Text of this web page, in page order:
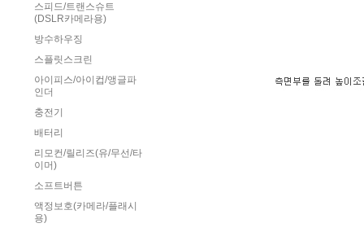
스피드/트랜스슈트
(DSLR카메라용)
방수하우징
스플릿스크린
아이피스/아이컵/앵글파
인더
충전기
배터리
리모컨/릴리즈(유/무선/타
이머)
소프트버튼
액정보호(카메라/플래시
용)